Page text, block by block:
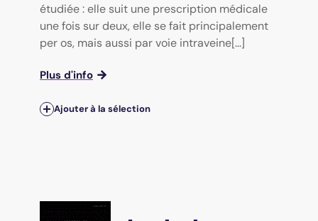
étudiée : elle suit une prescription médicale
une fois sur deux, elle se fait principalement
per os, mais aussi par voie intraveine[...]
Plus d'info
Ajouter à la sélection